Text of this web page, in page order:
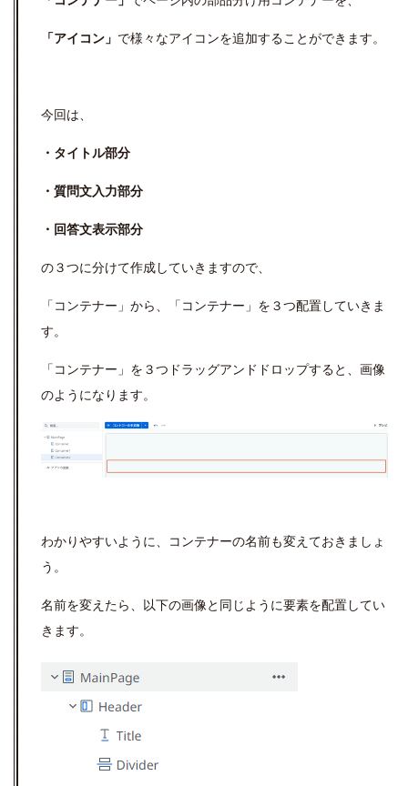
「アイコン」 で様々なアイコンを追加することができます。
今回は、
・タイトル部分
・質問文入力部分
・回答文表示部分
の３つに分けて作成していきますので、
「コンテナー」から、「コンテナー」を３つ配置していきま
す。
「コンテナー」を３つドラッグアンドドロップすると、画像
のようになります。
わかりやすいように、コンテナーの名前も変えておきましょ
う。
名前を変えたら、以下の画像と同じように要素を配置してい
きます。